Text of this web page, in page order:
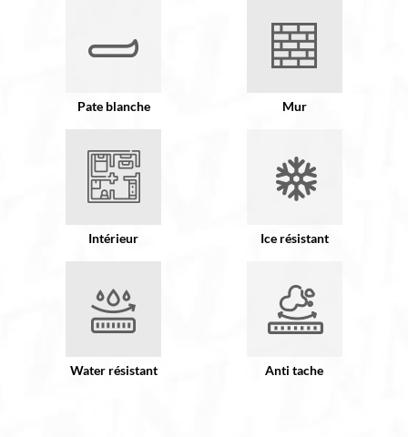
Pate blanche Mur
Intérieur Ice résistant
Water résistant Anti tache